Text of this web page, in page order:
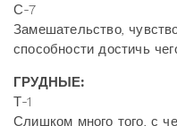
С-7
Замешательство,
способности достичь
ГРУДНЫЕ:
Т-1
Слишком много того, с